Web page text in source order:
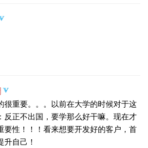
很重要。。。以前在大学的时候对于这
反正不出国，要学那么好干嘛。现在才
要性！！！看来想要开发好的客户，首
自己！